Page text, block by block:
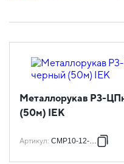
Металлорукав Р3-
(50м) IEK
Артикул: CMP10-12-050